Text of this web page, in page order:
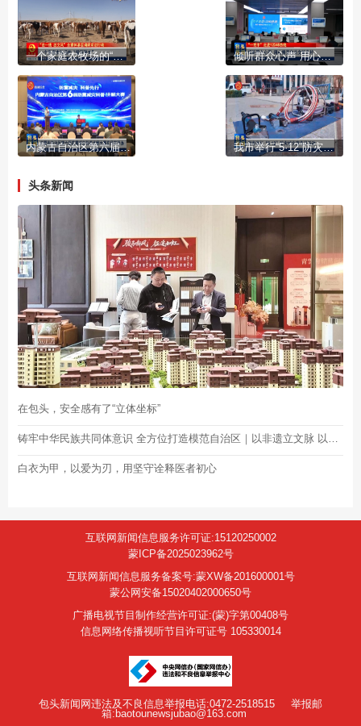
一个家庭农牧场的“循环账本” 倾听群众心声 用心擦亮包头文旅名片
内蒙古自治区第六届防震减灾科普讲解大赛在我市举办 我市举行“5·12”防灾减灾宣传日活动
头条新闻
在包头，安全感有了“立体坐标”
铸牢中华民族共同体意识 全方位打造模范自治区｜以非遗立文脉 以治理暖民生 包头金街解锁老城新模样
白衣为甲，以爱为刃，用坚守诠释医者初心
互联网新闻信息服务许可证:15120250002
蒙ICP备2025023962号
互联网新闻信息服务备案号:蒙XW备201600001号
蒙公网安备15020402000650号
广播电视节目制作经营许可证:(蒙)字第00408号
信息网络传播视听节目许可证号 105330014
包头新闻网违法及不良信息举报电话:0472-2518515
举报邮
箱:baotounewsjubao@163.com